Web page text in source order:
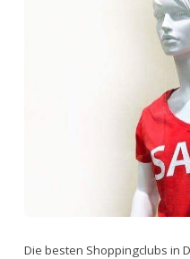
Die besten Shoppingclubs in